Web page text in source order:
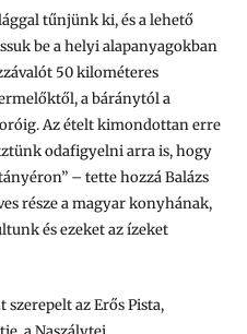
tűnjünk ki, és a lehető
be a helyi alapanyagokban
50 kilométeres
,a báránytól a
.Az ételt kimondottan erre
odafigyelni arra is, hogy
– tette hozzá Balázs
része a magyar konyhának,
és ezeket az ízeket
szerepelt azErős Pista,